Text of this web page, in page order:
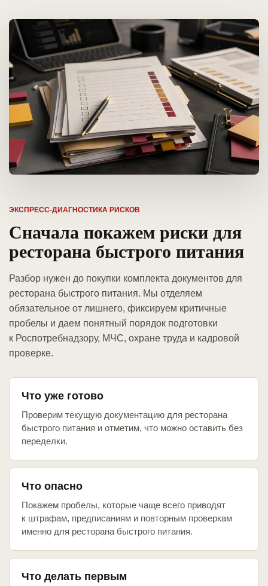
ЭКСПРЕСС-ДИАГНОСТИКА РИСКОВ
Сначала покажем риски для
ресторана быстрого питания
Разбор нужен до покупки комплекта документов для
ресторана быстрого питания. Мы отделяем
обязательное от лишнего, фиксируем критичные
пробелы и даем понятный порядок подготовки
к Роспотребнадзору, МЧС, охране труда и кадровой
проверке.
Что уже готово
Проверим текущую документацию для ресторана
быстрого питания и отметим, что можно оставить без
переделки.
Что опасно
Покажем пробелы, которые чаще всего приводят
к штрафам, предписаниям и повторным проверкам
именно для ресторана быстрого питания.
Что делать первым